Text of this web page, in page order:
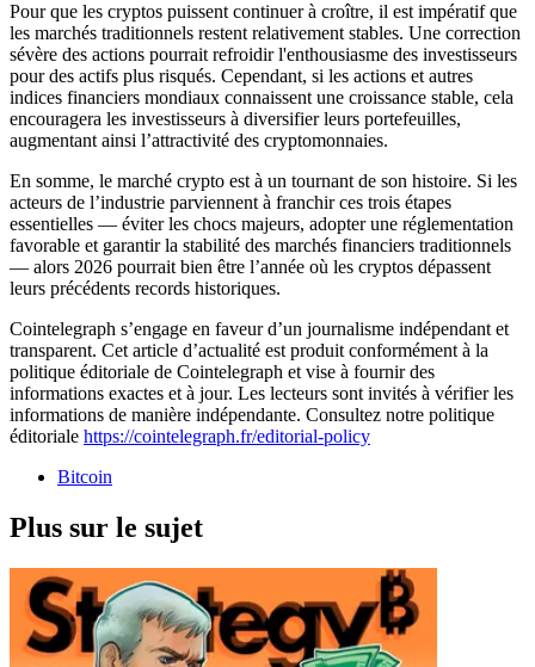
Pour que les cryptos puissent continuer à croître, il est impératif que
les marchés traditionnels restent relativement stables. Une correction
sévère des actions pourrait refroidir l'enthousiasme des investisseurs
pour des actifs plus risqués. Cependant, si les actions et autres
indices financiers mondiaux connaissent une croissance stable, cela
encouragera les investisseurs à diversifier leurs portefeuilles,
augmentant ainsi l’attractivité des cryptomonnaies.
En somme, le marché crypto est à un tournant de son histoire. Si les
acteurs de l’industrie parviennent à franchir ces trois étapes
essentielles — éviter les chocs majeurs, adopter une réglementation
favorable et garantir la stabilité des marchés financiers traditionnels
— alors 2026 pourrait bien être l’année où les cryptos dépassent
leurs précédents records historiques.
Cointelegraph s’engage en faveur d’un journalisme indépendant et
transparent. Cet article d’actualité est produit conformément à la
politique éditoriale de Cointelegraph et vise à fournir des
informations exactes et à jour. Les lecteurs sont invités à vérifier les
informations de manière indépendante. Consultez notre politique
éditoriale https://cointelegraph.fr/editorial-policy
Bitcoin
Plus sur le sujet